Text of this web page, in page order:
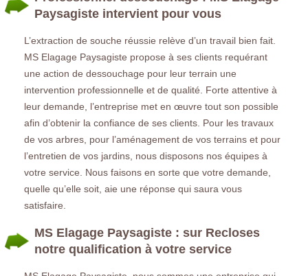
Paysagiste intervient pour vous
L’extraction de souche réussie relève d’un travail bien fait.
MS Elagage Paysagiste propose à ses clients requérant
une action de dessouchage pour leur terrain une
intervention professionnelle et de qualité. Forte attentive à
leur demande, l’entreprise met en œuvre tout son possible
afin d’obtenir la confiance de ses clients. Pour les travaux
de vos arbres, pour l’aménagement de vos terrains et pour
l’entretien de vos jardins, nous disposons nos équipes à
votre service. Nous faisons en sorte que votre demande,
quelle qu’elle soit, aie une réponse qui saura vous
satisfaire.
MS Elagage Paysagiste : sur Recloses
notre qualification à votre service